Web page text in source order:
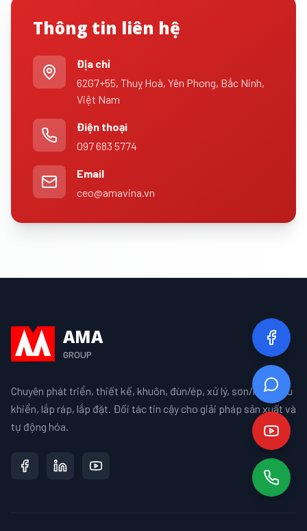
Thông tin liên hệ
Địa chỉ
62G7+55, Thuỵ Hoà, Yên Phong, Bắc Ninh,
Việt Nam
Điện thoại
097 683 5774
Email
ceo@amavina.vn
AMA
GROUP
Chuyên phát triển, thiết kế, khuôn, đùn/ép, xử lý, sơn/mạ, điều
khiển, lắp ráp, lắp đặt. Đối tác tin cậy cho giải pháp sản xuất và
tự động hóa.